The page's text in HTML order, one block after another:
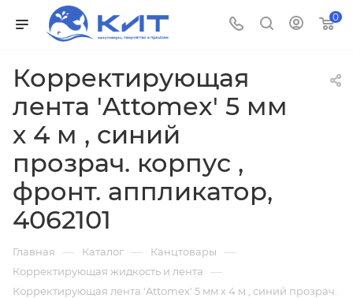
0
Корректирующая
лента 'Attomex' 5 мм
х 4 м , синий
прозрач. корпус ,
фронт. аппликатор,
4062101
Главная — Каталог — Канцтовары —
Корректирующая жидкость и лента —
Корректирующая лента 'Attomex' 5 мм х 4 м , синий прозрач.